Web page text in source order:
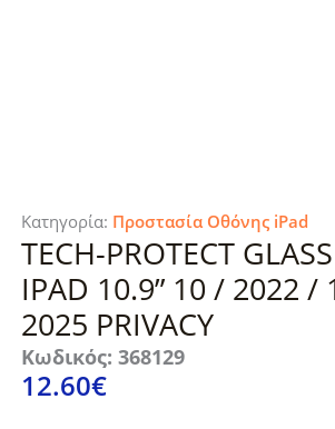
Κατηγορία: Προστασία Οθόνης iPad
TECH-PROTECT
IPAD 10.9” 10 / 2022 /
2025 PRIVACY
Κωδικός: 368129
12.60€